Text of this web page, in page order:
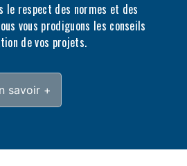
le respect des normes et des
vous prodiguons les conseils
de vos projets.
savoir +